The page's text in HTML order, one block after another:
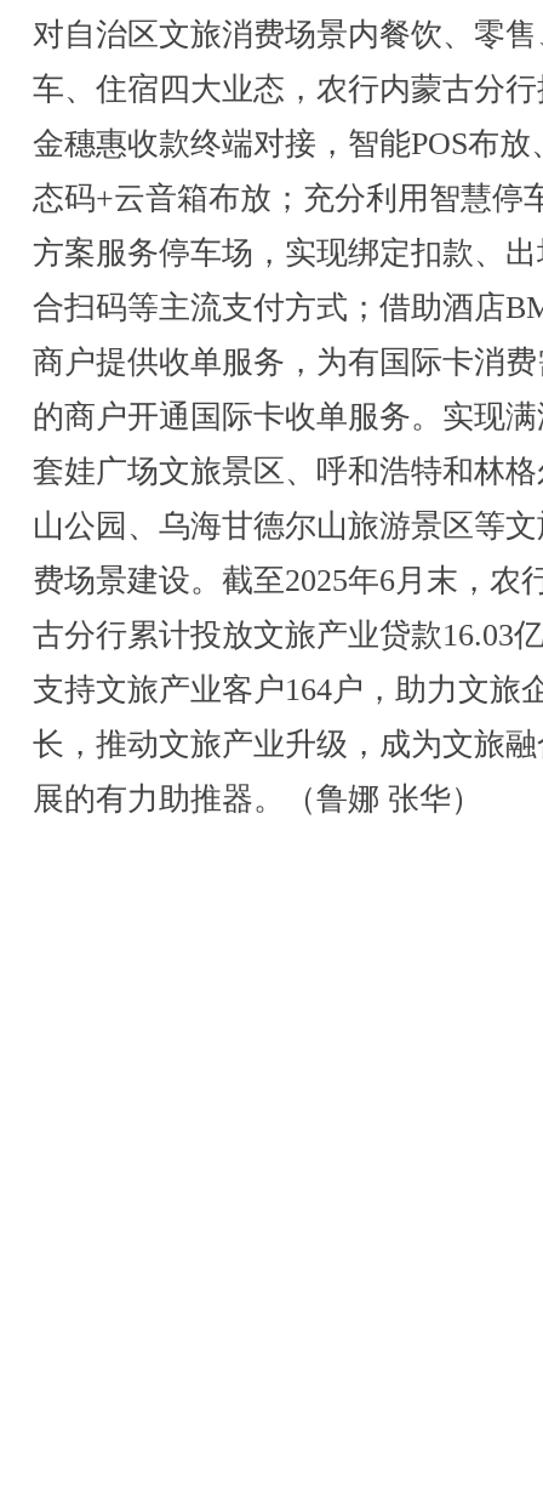
对自治区文旅消费场景内餐饮、零
车、住宿四大业态，农行内蒙古分
金穗惠收款终端对接，智能POS布放
态码+云音箱布放；充分利用智慧停
方案服务停车场，实现绑定扣款、
合扫码等主流支付方式；借助酒店
商户提供收单服务，为有国际卡消
的商户开通国际卡收单服务。实现
套娃广场文旅景区、呼和浩特和林
山公园、乌海甘德尔山旅游景区等
费场景建设。截至2025年6月末，农
古分行累计投放文旅产业贷款16.03
支持文旅产业客户164户，助力文旅
长，推动文旅产业升级，成为文旅
展的有力助推器。（鲁娜 张华）